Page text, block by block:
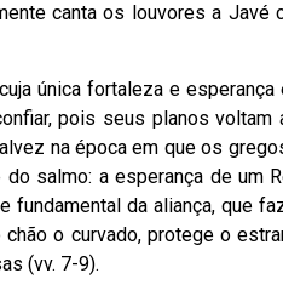
canta os louvores a Javé
única fortaleza e
pois seus planos voltam
na época em que os
salmo: a esperança de um
fundamental da aliança, que
o curvado, protege o
(vv. 7-9).